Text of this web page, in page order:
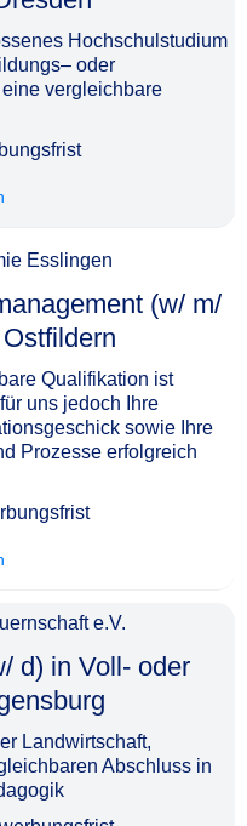
Hochschulstudium
oder
vergleichbare
Esslingen
(w/ m/
Qualifikation ist
uns jedoch Ihre
sowie Ihre
Prozesse erfolgreich
e.V.
d) in Voll- oder
Landwirtschaft,
Abschluss in